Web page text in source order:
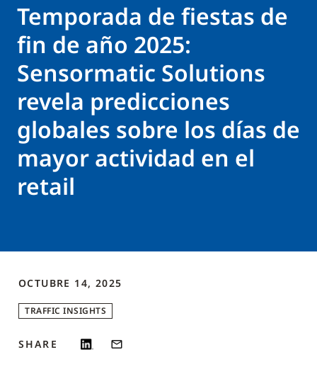
Temporada de fiestas de
fin de año 2025:
Sensormatic Solutions
revela predicciones
globales sobre los días de
mayor actividad en el
retail
OCTUBRE 14, 2025
TRAFFIC INSIGHTS
SHARE